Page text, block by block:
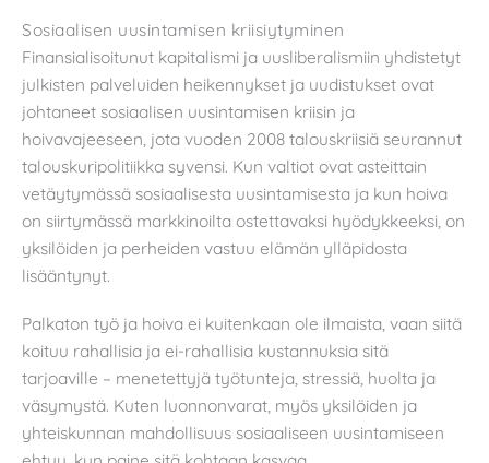
Sosiaalisen uusintamisen kriisiytyminen
Finansialisoitunut kapitalismi ja uusliberalismiin yhdistetyt
julkisten palveluiden heikennykset ja uudistukset ovat
johtaneet sosiaalisen uusintamisen kriisin ja
hoivavajeeseen, jota vuoden 2008 talouskriisiä seurannut
talouskuripolitiikka syvensi. Kun valtiot ovat asteittain
vetäytymässä sosiaalisesta uusintamisesta ja kun hoiva
on siirtymässä markkinoilta ostettavaksi hyödykkeeksi, on
yksilöiden ja perheiden vastuu elämän ylläpidosta
lisääntynyt.
Palkaton työ ja hoiva ei kuitenkaan ole ilmaista, vaan siitä
koituu rahallisia ja ei-rahallisia kustannuksia sitä
tarjoaville – menetettyjä työtunteja, stressiä, huolta ja
väsymystä. Kuten luonnonvarat, myös yksilöiden ja
yhteiskunnan mahdollisuus sosiaaliseen uusintamiseen